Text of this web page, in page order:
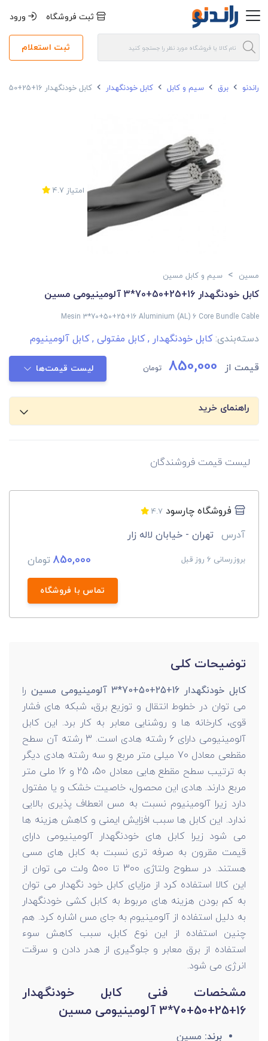
ثبت فروشگاه ورود
ثبت استعلام
راندنو برق سیم و کابل کابل خودنگهدار کابل خودنگهدار 16+25+50+70*3 آلومینیومی مسین
امتیاز 4.7
مسین > سیم و کابل مسین
کابل خودنگهدار 16+25+50+70*3 آلومینیومی مسین
Mesin 3*70+50+25+16 Aluminium (AL) 6 Core Bundle Cable
دسته‌بندی:کابل خودنگهدار ,کابل مفتولی ,کابل آلومینیوم
قیمت از 850,000 تومان لیست قیمت‌ها
راهنمای خرید
لیست قیمت فروشندگان
فروشگاه چارسود 4.7
آدرس تهران - خیابان لاله زار
بروزرسانی 6 روز قبل 850,000 تومان
تماس با فروشگاه
توضیحات کلی
کابل خودنگهدار 16+25+50+70*3 آلومینیومی مسین
را
می توان در خطوط انتقال و توزیع برق، شبکه های فشار
قوی، کارخانه ها و روشنایی معابر به کار برد. این کابل
آلومینیومی دارای 6 رشته هادی است. 3 رشته آن سطح
مقطعی معادل 70 میلی متر مربع و سه رشته هادی دیگر
به ترتیب سطح مقطع هایی معادل 50، 25 و 16 ملی متر
مربع دارند. هادی این محصول، خاصیت خشک و یا مفتول
دارد زیرا آلومینیوم نسبت به مس انعطاف پذیری بالایی
ندارد. این کابل ها سبب افزایش ایمنی و کاهش هزینه ها
می شود زیرا کابل های خودنگهدار آلومینیومی دارای
قیمت مقرون به صرفه تری نسبت به کابل های مسی
هستند. در سطوح ولتاژی 300 تا 500 ولت می توان از
این کالا استفاده کرد از مزایای کابل خود نگهدار می توان
به کم بودن هزینه های مربوط به کابل کشی خودنگهدار
به دلیل استفاده از آلومینیوم به جای مس اشاره کرد. هم
چنین استفاده از این نوع کابل، سبب کاهش سوء
استفاده از برق معابر و جلوگیری از هدر دادن و سرقت
انرژی می شود.
مشخصات فنی کابل خودنگهدار
16+25+50+70*3 آلومینیومی مسین
برند: مسین